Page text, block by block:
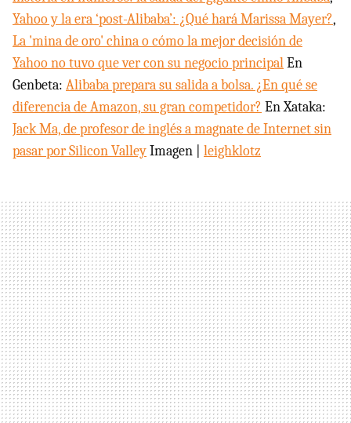
Yahoo y la era ‘post-Alibaba’: ¿Qué hará Marissa Mayer?,
La 'mina de oro' china o cómo la mejor decisión de
Yahoo no tuvo que ver con su negocio principalEn
Genbeta: Alibaba prepara su salida a bolsa. ¿En qué se
diferencia de Amazon, su gran competidor? En Xataka:
Jack Ma, de profesor de inglés a magnate de Internet sin
pasar por Silicon ValleyImagen | leighklotz